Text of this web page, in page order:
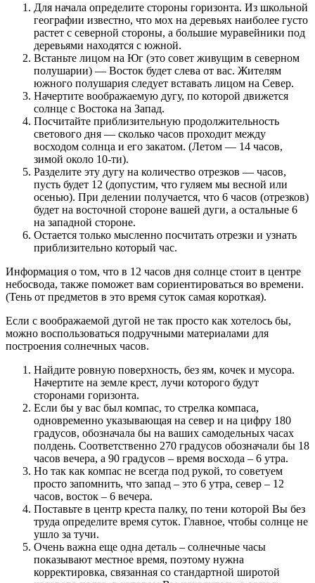
Для начала определите стороны горизонта. Из школьной
географии известно, что мох на деревьях наиболее густо
растет с северной стороны, а большие муравейники под
деревьями находятся с южной.
Встаньте лицом на Юг (это совет живущим в северном
полушарии) — Восток будет слева от вас. Жителям
южного полушария следует вставать лицом на Север.
Начертите воображаемую дугу, по которой движется
солнце с Востока на Запад.
Посчитайте приблизительную продолжительность
светового дня — сколько часов проходит между
восходом солнца и его закатом. (Летом — 14 часов,
зимой около 10-ти).
Разделите эту дугу на количество отрезков — часов,
пусть будет 12 (допустим, что гуляем мы весной или
осенью). При делении получается, что 6 часов (отрезков)
будет на восточной стороне вашей дуги, а остальные 6
на западной стороне.
Остается только мысленно посчитать отрезки и узнать
приблизительно который час.
Информация о том, что в 12 часов дня солнце стоит в центре
небосвода, также поможет вам сориентироваться во времени.
(Тень от предметов в это время суток самая короткая).
Если с воображаемой дугой не так просто как хотелось бы,
можно воспользоваться подручными материалами для
построения солнечных часов.
Найдите ровную поверхность, без ям, кочек и мусора.
Начертите на земле крест, лучи которого будут
сторонами горизонта.
Если бы у вас был компас, то стрелка компаса,
одновременно указывающая на север и на цифру 180
градусов, обозначала бы на ваших самодельных часах
полдень. Соответственно 270 градусов обозначали бы 18
часов вечера, а 90 градусов – время восхода – 6 утра.
Но так как компас не всегда под рукой, то советуем
просто запомнить, что запад – это 6 утра, север – 12
часов, восток – 6 вечера.
Поставьте в центр креста палку, по тени которой Вы без
труда определите время суток. Главное, чтобы солнце не
ушло за тучи.
Очень важна еще одна деталь – солнечные часы
показывают местное время, поэтому нужна
корректировка, связанная со стандартной широтой